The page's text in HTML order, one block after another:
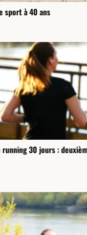
sport à 40 ans
running 30 jours :